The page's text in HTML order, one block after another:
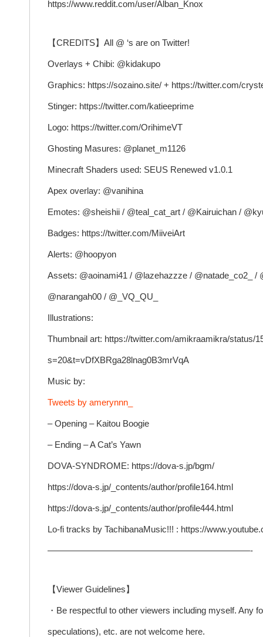
https://www.reddit.com/user/Alban_Knox
【CREDITS】All @ ‘s are on Twitter!
Overlays + Chibi: @kidakupo
Graphics: https://sozaino.site/ + https://twitter.com/
Stinger: https://twitter.com/katieeprime
Logo: https://twitter.com/OrihimeVT
Ghosting Masures: @planet_m1126
Minecraft Shaders used: SEUS Renewed v1.0.1
Apex overlay: @vanihina
Emotes: @sheishii / @teal_cat_art / @Kairuichan /
Badges: https://twitter.com/MiiveiArt
Alerts: @hoopyon
Assets: @aoinami41 / @lazehazzze / @natade_co2_
@narangah00 / @_VQ_QU_
Illustrations:
Thumbnail art: https://twitter.com/amikraamikra/status/
s=20&t=vDfXBRga28lnag0B3mrVqA
Music by:
Tweets by amerynnn_
– Opening – Kaitou Boogie
– Ending – A Cat’s Yawn
DOVA-SYNDROME: https://dova-s.jp/bgm/
https://dova-s.jp/_contents/author/profile164.html
https://dova-s.jp/_contents/author/profile444.html
Lo-fi tracks by TachibanaMusic!!! : https://
———————————————————————-
【Viewer Guidelines】
・Be respectful to other viewers including myself. Any
speculations), etc. are not welcome here.